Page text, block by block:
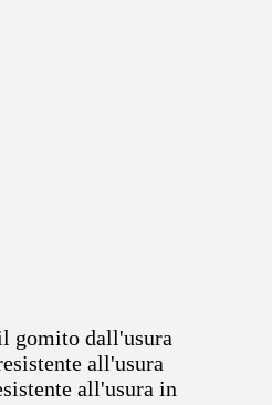
gomito dall'usura
all'usura
all'usura in